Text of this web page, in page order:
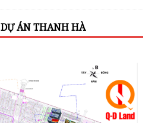
ÁN THANH HÀ